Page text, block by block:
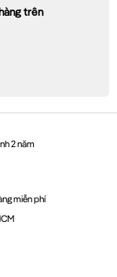
trên
2 năm
miễn phí